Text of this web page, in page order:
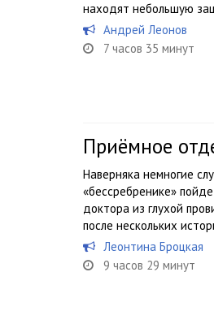
находят небольшую
Андрей Леонов
7 часов 35 минут
Приёмное
Наверняка немногие
«бессребренике»
доктора из глухой
после нескольких
Леонтина Броцкая
9 часов 29 минут